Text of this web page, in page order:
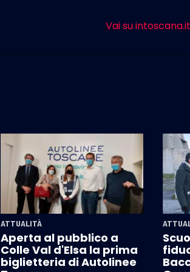
Vai su intoscana.it
ATTUALITÀ
Aperta al pubblico a
Colle Val d'Elsa la prima
biglietteria di Autolinee